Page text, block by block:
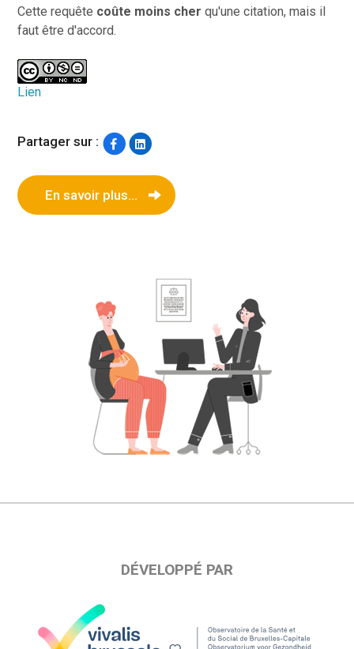
Cette requête coûte moins cherqu'une citation, mais il
faut être d'accord.
Lien
Partager sur :
En savoir plus...
DÉVELOPPÉ PAR